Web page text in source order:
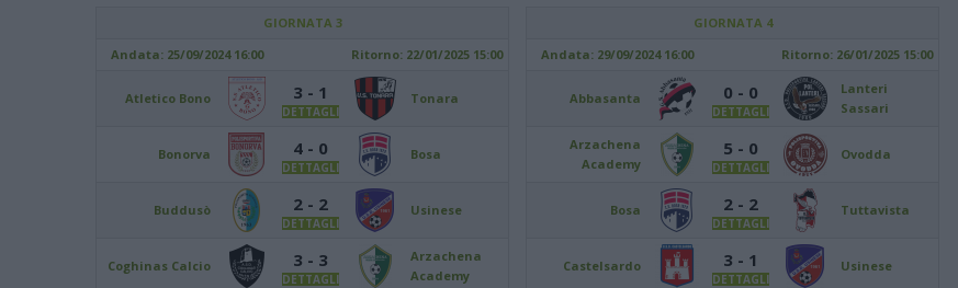
GIORNATA 3
Andata: 25/09/2024 16:00 Ritorno: 22/01/2025 15:00
Atletico Bono 3 - 1
DETTAGLI
Tonara
Bonorva 4 - 0
DETTAGLI
Bosa
Buddusò 2 - 2
DETTAGLI
Usinese
Coghinas Calcio 3 - 3
DETTAGLI
Arzachena
Academy
GIORNATA 4
Andata: 29/09/2024 16:00 Ritorno: 26/01/2025 15:00
Abbasanta 0 - 0
DETTAGLI
Lanteri
Sassari
Arzachena
Academy
5 - 0
DETTAGLI
Ovodda
Bosa 2 - 2
DETTAGLI
Tuttavista
Castelsardo 3 - 1
DETTAGLI
Usinese